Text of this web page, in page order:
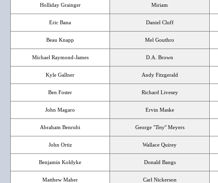
Holliday Grainger Miriam
Eric Bana Daniel Cluff
Beau Knapp Mel Gouthro
Michael Raymond-James D.A. Brown
Kyle Gallner Andy Fitzgerald
Ben Foster Richard Livesey
John Magaro Ervin Maske
Abraham Benrubi George "Tiny" Meyers
John Ortiz Wallace Quirey
Benjamin Koldyke Donald Bangs
Matthew Maher Carl Nickerson